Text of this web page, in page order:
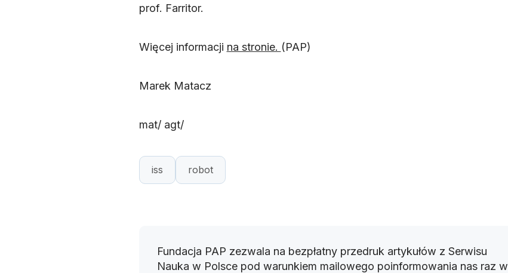
prof. Farritor.
Więcej informacji na stronie. (PAP)
Marek Matacz
mat/ agt/
iss robot
Fundacja PAP zezwala na bezpłatny przedruk artykułów z Serwisu
Nauka w Polsce pod warunkiem mailowego poinformowania nas raz w